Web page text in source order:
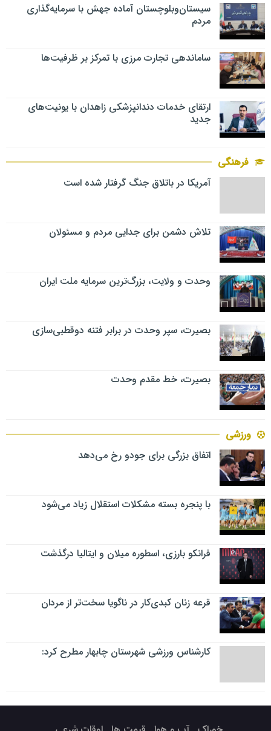
سیستان‌وبلوچستان آماده جهش با سرمایه‌گذاری
مردم
ساماندهی تجارت مرزی با تمرکز بر ظرفیت‌ها
ارتقای خدمات دندانپزشکی زاهدان با یونیت‌های
جدید
فرهنگی
آمریکا در باتلاق جنگ گرفتار شده است
تلاش دشمن برای جدایی مردم و مسئولان
وحدت و ولایت، بزرگ‌ترین سرمایه ملت ایران
بصیرت، سپر وحدت در برابر فتنه دوقطبی‌سازی
بصیرت، خط مقدم وحدت
ورزشی
اتفاق بزرگی برای جودو رخ می‌دهد
با پنجره بسته مشکلات استقلال زیاد می‌شود
فرانکو بارزی، اسطوره میلان و ایتالیا درگذشت
قرعه زنان کبدی‌کار در ناگویا سخت‌تر از مردان
کارشناس ورزشی شهرستان چابهار مطرح کرد: